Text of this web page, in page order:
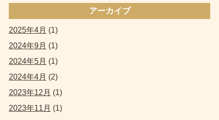
アーカイブ
2025年4月 (1)
2024年9月 (1)
2024年5月 (1)
2024年4月 (2)
2023年12月 (1)
2023年11月 (1)